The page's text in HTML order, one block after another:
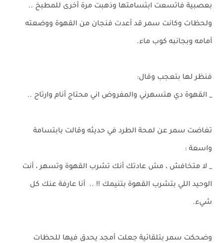
بعصبية فاتسعت ابتسامتها وذهبت مرة أخرى للمطبخ ..
ولحظات وكانت سمر قد أعدت فنجان من القهوة ووضعته
أمامه وبجانبه كوب ماء.
فنظر لها بتعجب وقال:
_ القهوة دي هتسهرني والمفروض اني محتاج أنام وارتاح ..
تغاضت سمر عن لمحة الطرد في حديثه وقالت بابتسامة
واسعة :
_ لا متخافش ، مش عادتك أنك تشرب القهوة وتسهر ، أنت
الوحيد اللي بتشرب القهوة بتنيمك !! .. أنا عارفة عنك كل
شيء.
وضحكت سمر بتلقائية جعلت أمجد يحدق فيها للحظات